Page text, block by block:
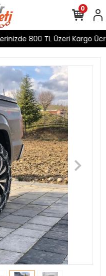
800 TL Üzeri Kargo
0